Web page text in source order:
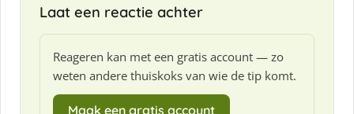
Laat een reactie achter
Reageren kan met een gratis account — zo
weten andere thuiskoks van wie de tip komt.
Maak een gratis account